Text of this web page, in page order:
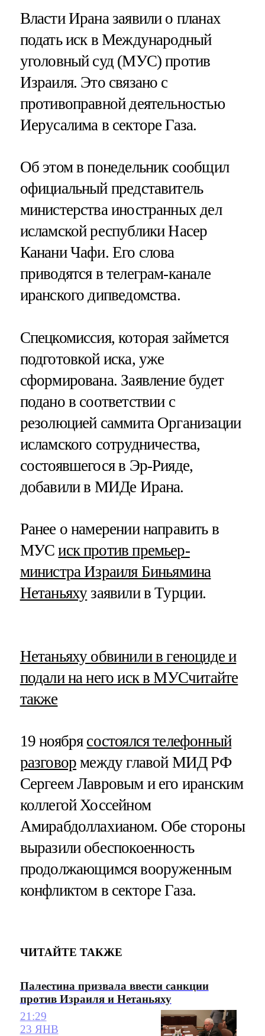
Власти Ирана заявили о планах
подать иск в Международный
уголовный суд (МУС) против
Израиля. Это связано с
противоправной деятельностью
Иерусалима в секторе Газа.
Об этом в понедельник сообщил
официальный представитель
министерства иностранных дел
исламской республики Насер
Канани Чафи. Его слова
приводятся в телеграм-канале
иранского дипведомства.
Спецкомиссия, которая займется
подготовкой иска, уже
сформирована. Заявление будет
подано в соответствии с
резолюцией саммита Организации
исламского сотрудничества,
состоявшегося в Эр-Рияде,
добавили в МИДе Ирана.
Ранее о намерении направить в
МУСиск против премьер-
министра Израиля Биньямина
Нетаньяхузаявили в Турции.
​Нетаньяху обвинили в геноциде и
подали на него иск в МУСчитайте
также
19 ноября состоялся телефонный
разговор между главой МИД РФ
Сергеем Лавровым и его иранским
коллегой Хоссейном
Амирабдоллахианом. Обе стороны
выразили обеспокоенность
продолжающимся вооруженным
конфликтом в секторе Газа.
ЧИТАЙТЕ ТАКЖЕ
Палестина призвала ввести санкции
против Израиля и Нетаньяху
21:29
23 ЯНВ